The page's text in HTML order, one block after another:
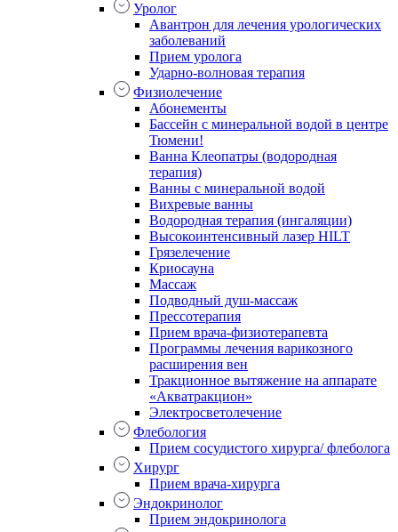
Уролог
Авантрон для лечения урологических
заболеваний
Прием уролога
Ударно-волновая терапия
Физиолечение
Абонементы
Бассейн с минеральной водой в центре
Тюмени!
Ванна Клеопатры (водородная
терапия)
Ванны с минеральной водой
Вихревые ванны
Водородная терапия (ингаляции)
Высокоинтенсивный лазер HILT
Грязелечение
Криосауна
Массаж
Подводный душ-массаж
Прессотерапия
Прием врача-физиотерапевта
Программы лечения варикозного
расширения вен
Тракционное вытяжение на аппарате
«Акватракцион»
Электросветолечение
Флебология
Прием сосудистого хирурга/ флеболога
Хирург
Прием врача-хирурга
Эндокринолог
Прием эндокринолога